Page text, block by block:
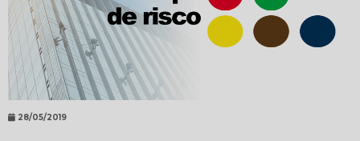
28/05/2019